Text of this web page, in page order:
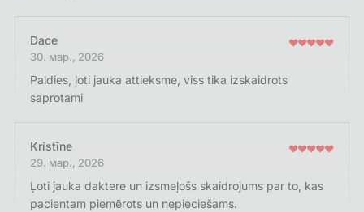
Dace
30. мар., 2026
Paldies, ļoti jauka attieksme, viss tika izskaidrots
saprotami
Kristīne
29. мар., 2026
Ļoti jauka daktere un izsmeļošs skaidrojums par to, kas
pacientam piemērots un nepieciešams.